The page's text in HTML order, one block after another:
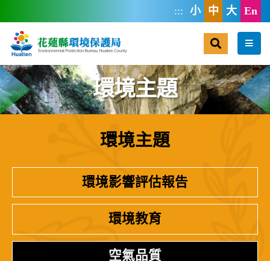
::: 小 中 大 En
選單
環境主題
環境主題
環境影響評估報告
環境教育
空氣品質